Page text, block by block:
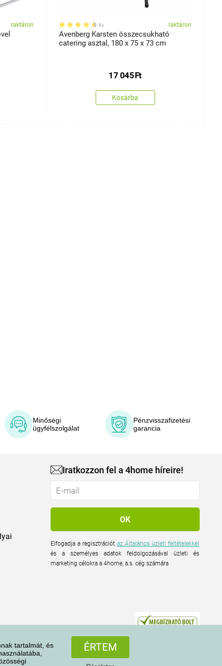
tartalmát, és
ÉRTEM
raktáron 8x raktáron
Avenberg Karsten összecsukható
catering asztal, 180 x 75 x 73 cm
17 045Ft
Kosárba
Minőségi
ügyfélszolgálat
Pénzvisszafizetési
garancia
Iratkozzon fel a 4home híreire!
Elfogadja a regisztrációtaz Általános üzleti feltételekkel
és a személyes adatok feldolgozásával üzleti és
marketing célokra a 4home, a.s. cég számára